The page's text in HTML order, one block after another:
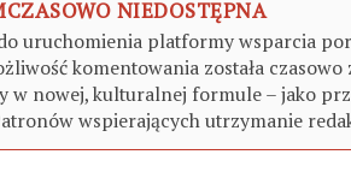
NIEDOSTĘPNA
uruchomienia platformy wsparcia
komentowania została czasowo
w nowej, kulturalnej formule – jako
wspierających utrzymanie